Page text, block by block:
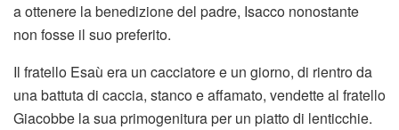
a ottenere la benedizione del padre, Isacco nonostante
non fosse il suo preferito.
Il fratello Esaù era un cacciatore e un giorno, di rientro da
una battuta di caccia, stanco e affamato, vendette al fratello
Giacobbe la sua primogenitura per un piatto di lenticchie.